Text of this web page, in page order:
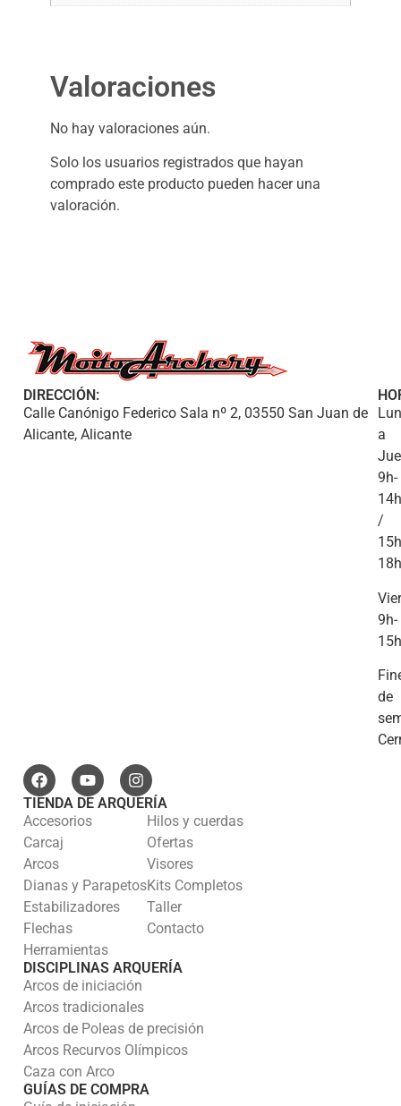
Valoraciones
No hay valoraciones aún.
Solo los usuarios registrados que hayan
comprado este producto pueden hacer una
valoración.
DIRECCIÓN:
Calle Canónigo Federico Sala nº 2, 03550 San Juan de
Alicante, Alicante
a
9h-
14h
/
18h
9h-
15h
de
TIENDA DE ARQUERÍA
Accesorios
Carcaj
Arcos
Dianas y Parapetos
Estabilizadores
Flechas
Herramientas
Hilos y cuerdas
Ofertas
Visores
Kits Completos
Taller
Contacto
DISCIPLINAS ARQUERÍA
Arcos de iniciación
Arcos tradicionales
Arcos de Poleas de precisión
Arcos Recurvos Olímpicos
Caza con Arco
GUÍAS DE COMPRA